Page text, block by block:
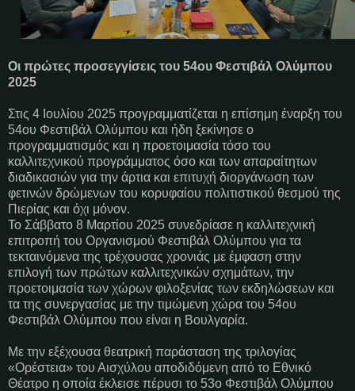
Οι πρώτες προσεγγίσεις του 54ου Φεστιβάλ Ολύμπου
2025
Στις 4 Ιουλίου 2025 προγραμματίζεται η επίσημη έναρξη του
54ου Φεστιβάλ Ολύμπου και ήδη ξεκίνησε ο
προγραμματισμός και η προετοιμασία τόσο του
καλλιτεχνικού προγράμματος όσο και των απαραίτητων
διαδικασιών για την άρτια και επιτυχή διοργάνωση των
φετινών δρώμενων του κορυφαίου πολιτιστικού θεσμού της
Πιερίας και όχι μόνον.
Το Σάββατο 8 Μαρτίου 2025 συνεδρίασε η καλλιτεχνική
επιτροπή του Οργανισμού Φεστιβάλ Ολύμπου για τα
τεκταινόμενα της τρέχουσας χρονιάς με έμφαση στην
επιλογή των πρώτων καλλιτεχνικών σχημάτων, την
προετοιμασία των χώρων φιλοξενίας των εκδηλώσεων και
τα της συνεργασίας με την τιμώμενη χώρα του 54ου
Φεστιβάλ Ολύμπου που είναι η Βουλγαρία.
Με την εξέχουσα θεατρική παράσταση της τριλογίας
«Ορέστεια» του Αισχύλου αποδιδόμενη από το Εθνικό
Θέατρο η οποία έκλεισε πέρυσι το 53ο Φεστιβάλ Ολύμπου